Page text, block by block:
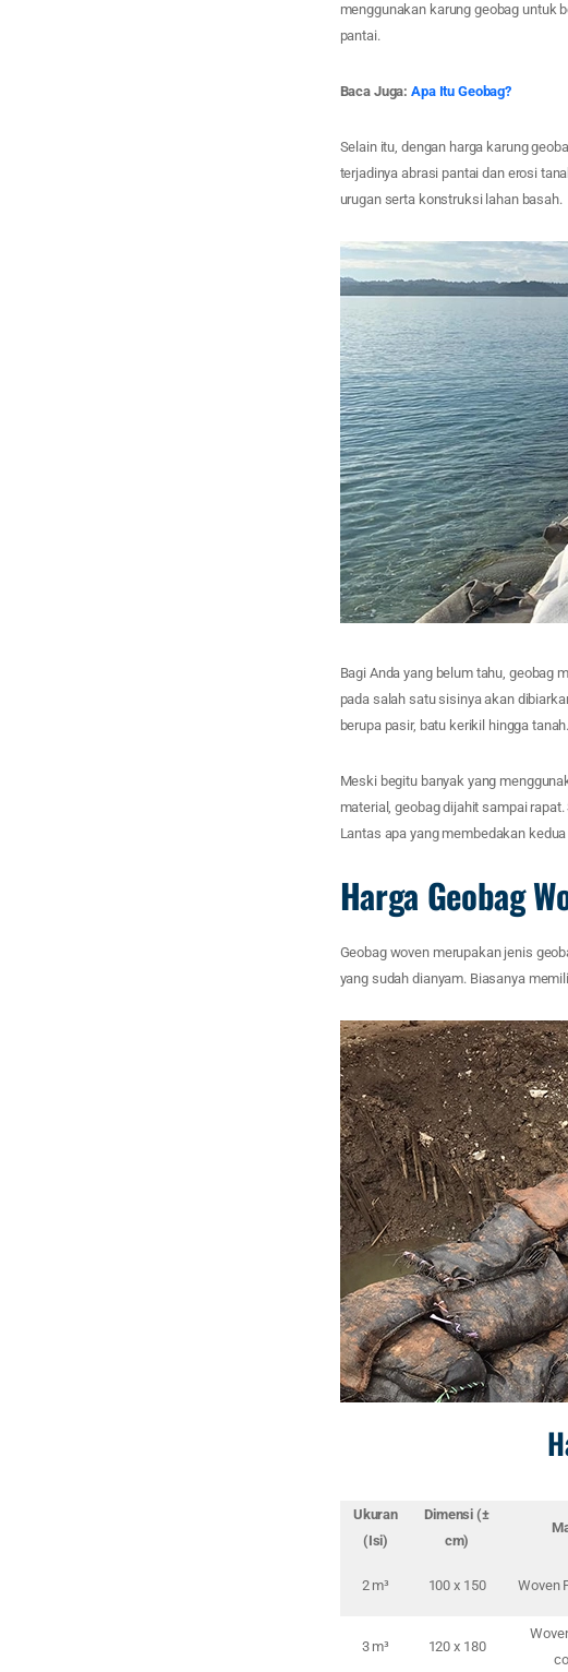
menggunakan karung geobag untuk
pantai.
Baca Juga:Apa Itu Geobag?
Selain itu, dengan harga karung
terjadinya abrasi pantai dan erosi
urugan serta konstruksi lahan basah.
Bagi Anda yang belum tahu, geobag
pada salah satu sisinya akan
berupa pasir, batu kerikil hingga tanah.
Meski begitu banyak yang
material, geobag dijahit sampai
Lantas apa yang membedakan
Harga Geobag
Geobag woven merupakan jenis
yang sudah dianyam. Biasanya
Ukuran
(Isi)
Dimensi (±
cm)
2 m³ 100 x 150 Woven
3 m³ 120 x 180